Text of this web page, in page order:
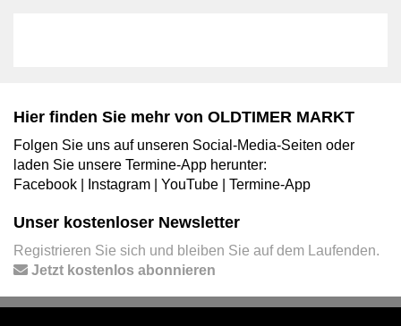
Hier finden Sie mehr von OLDTIMER MARKT
Folgen Sie uns auf unseren Social-Media-Seiten oder
laden Sie unsere Termine-App herunter:
Facebook
Instagram YouTube Termine-App
Unser kostenloser Newsletter
Registrieren Sie sich und bleiben Sie auf dem Laufenden.
Jetzt kostenlos abonnieren